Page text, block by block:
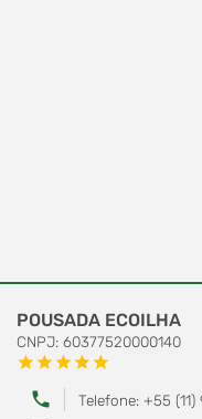
POUSADA ECOILHA
CNPJ: 60377520000140
starstarstarstarstar
phone Telefone: +55